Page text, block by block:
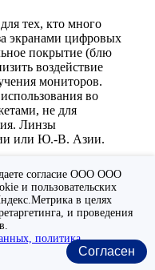
тех, кто много
экранами цифровых
покрытие (блю
воздействие
мониторов.
во
не для
Линзы
или Ю.-В. Азии.
линзы для
проводит за
помогает
вредный для
согласие ООО ООО
и пользовательских
в целях
и проведения
политика
Согласен